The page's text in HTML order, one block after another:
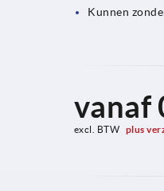
Kunnen
vanaf
excl. BTW plus